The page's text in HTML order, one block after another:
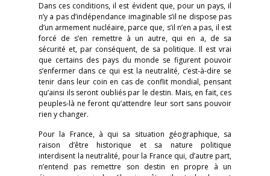
Dans ces conditions, il est évident que, pour un pays, il
n’y a pas d’indépendance imaginable s’il ne dispose pas
d’un armement nucléaire, parce que, s’il n’en a pas, il est
forcé de s’en remettre à un autre, qui en a, de sa
sécurité et, par conséquent, de sa politique. Il est vrai
que certains des pays du monde se figurent pouvoir
s’enfermer dans ce qui est la neutralité, c’est-à-dire se
tenir dans leur coin en cas de conflit mondial, pensant
qu’ainsi ils seront oubliés par le destin. Mais, en fait, ces
peuples-là ne feront qu’attendre leur sort sans pouvoir
rien y changer.
Pour la France, à qui sa situation géographique, sa
raison d’être historique et sa nature politique
interdisent la neutralité, pour la France qui, d’autre part,
n’entend pas remettre son destin en propre à un